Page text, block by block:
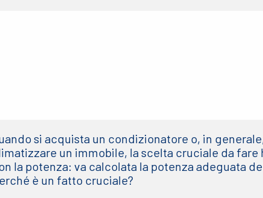
si acquista un condizionatore o, in
un immobile, la scelta cruciale da fare
la potenza: va calcolata la potenza adeguata
è un fatto cruciale?